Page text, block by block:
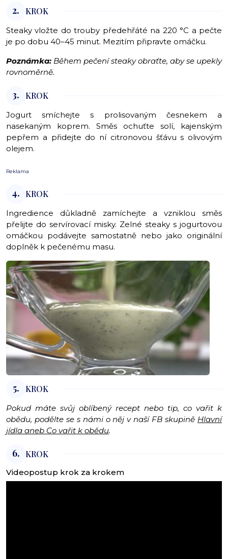
2. KROK
Steaky vložte do trouby předehřáté na 220 °C a pečte
je po dobu 40–45 minut. Mezitím připravte omáčku.
Poznámka: Během pečení steaky obraťte, aby se upekly
rovnoměrně.
3. KROK
Jogurt smíchejte s prolisovaným česnekem a
nasekaným koprem. Směs ochuťte solí, kajenským
pepřem a přidejte do ní citronovou šťávu s olivovým
olejem.
Reklama
4. KROK
Ingredience důkladně zamíchejte a vzniklou směs
přelijte do servírovací misky. Zelné steaky s jogurtovou
omáčkou podávejte samostatně nebo jako originální
doplněk k pečenému masu.
5. KROK
Pokud máte svůj oblíbený recept nebo tip, co vařit k
obědu, podělte se s námi o něj v naší FB skupině Hlavní
jídla aneb Co vařit k obědu.
6. KROK
Videopostup krok za krokem